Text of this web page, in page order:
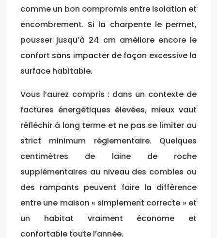
comme un bon compromis entre isolation et
encombrement. Si la charpente le permet,
pousser jusqu’à 24 cm améliore encore le
confort sans impacter de façon excessive la
surface habitable.
Vous l’aurez compris : dans un contexte de
factures énergétiques élevées, mieux vaut
réfléchir à long terme et ne pas se limiter au
strict minimum réglementaire. Quelques
centimètres de laine de roche
supplémentaires au niveau des combles ou
des rampants peuvent faire la différence
entre une maison « simplement correcte » et
un habitat vraiment économe et
confortable toute l’année.